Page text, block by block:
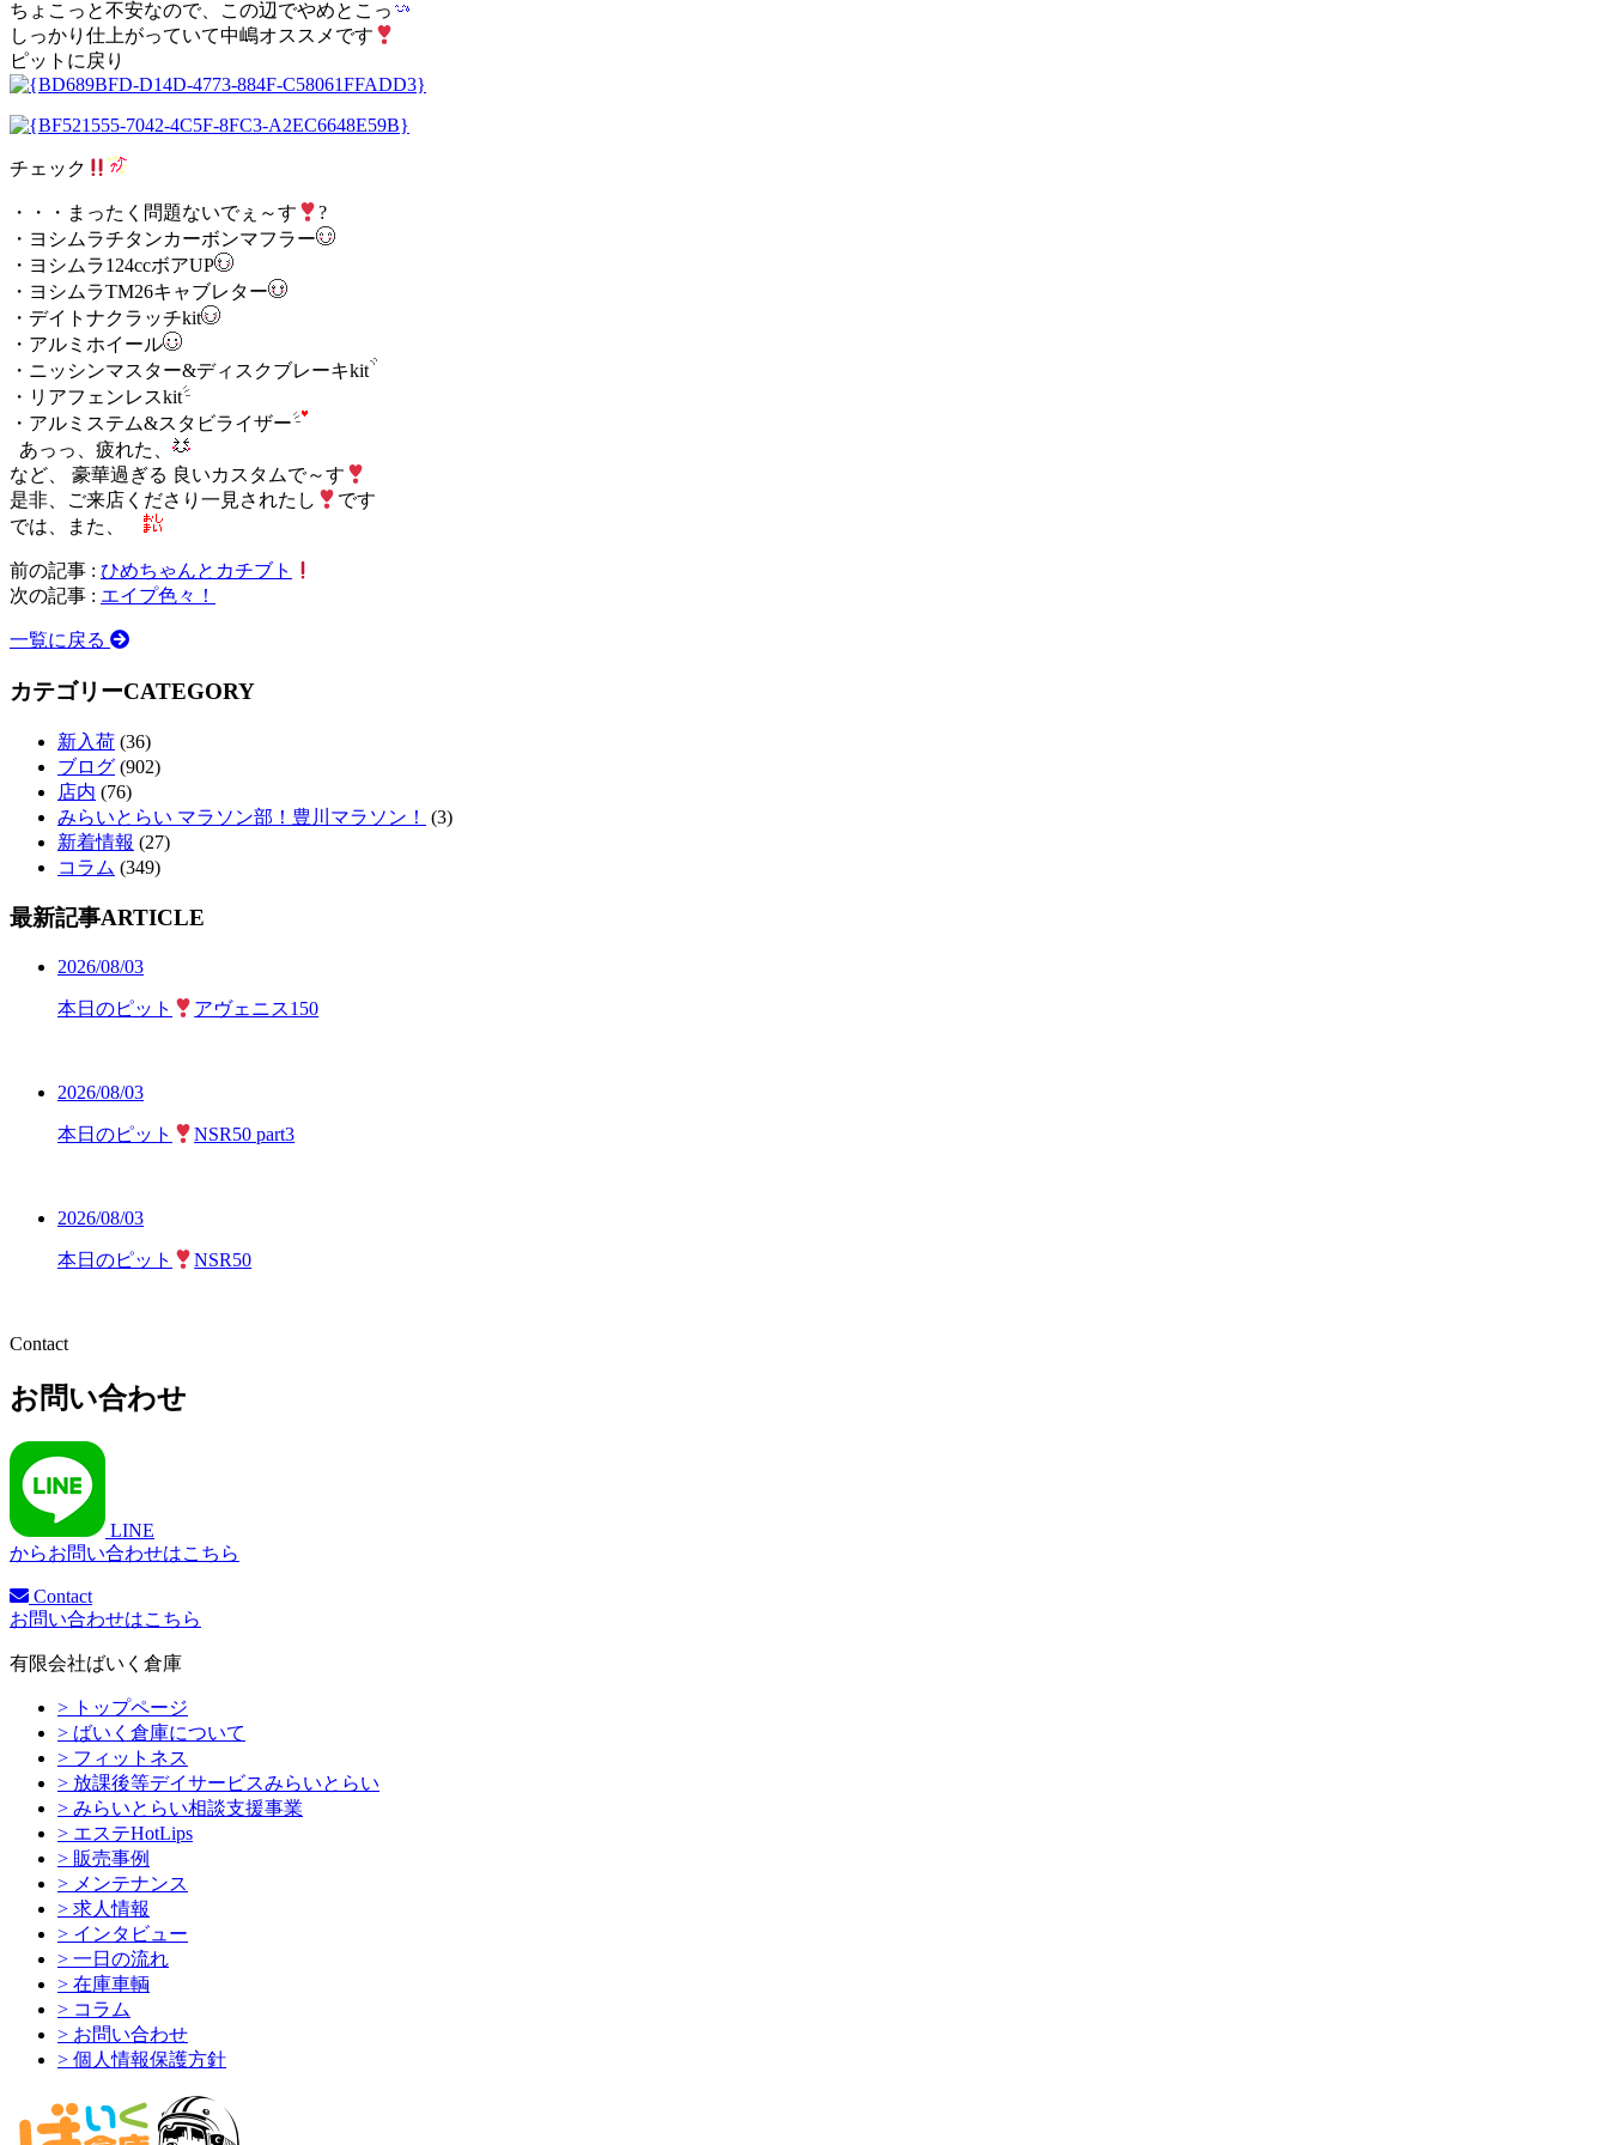
ちょこっと不安なので、この辺でやめとこっ
しっかり仕上がっていて中嶋オススメです
ピットに戻り
チェック
・・・まったく問題ないでぇ～す
?
・ヨシムラチタンカーボンマフラー
・ヨシムラ124ccボアUP
・ヨシムラTM26キャブレター
・デイトナクラッチkit
・アルミホイール
・ニッシンマスター&ディスクブレーキkit
・リアフェンレスkit
・アルミステム&スタビライザー
あっっ、疲れた、
など、 豪華過ぎる 良いカスタムで～す
是非、ご来店くださり一見されたし
です
では、また、
前の記事 : ひめちゃんとカチブト
次の記事 : エイプ色々！
一覧に戻る
カテゴリーCATEGORY
新入荷 (36)
ブログ (902)
店内 (76)
みらいとらい マラソン部！豊川マラソン！
(3)
新着情報 (27)
コラム (349)
最新記事ARTICLE
2026/08/03
本日のピット アヴェニス150
2026/08/03
本日のピット NSR50 part3
2026/08/03
本日のピット NSR50
Contact
お問い合わせ
LINE
からお問い合わせはこちら
Contact
お問い合わせはこちら
有限会社ばいく倉庫
> トップページ
> ばいく倉庫について
> フィットネス
> 放課後等デイサービスみらいとらい
> みらいとらい相談支援事業
> エステHotLips
> 販売事例
> メンテナンス
> 求人情報
> インタビュー
> 一日の流れ
> 在庫車輌
> コラム
> お問い合わせ
> 個人情報保護方針